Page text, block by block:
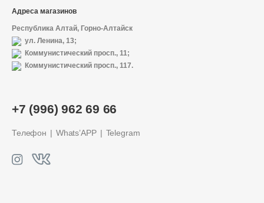
Политика конфиденциальности
+7 (996) 962 69 66
Телефон Whats’APP Telegram
Адреса магазинов
Республика Алтай, Горно-Алтайск
ул. Ленина, 13;
Коммунистический просп., 11;
Коммунистический просп., 117.